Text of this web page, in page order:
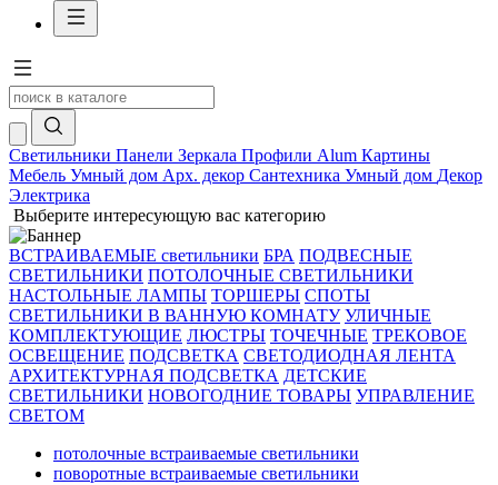
Светильники Панели Зеркала Профили Alum Картины
Мебель Умный дом Арх. декор Сантехника Умный дом Декор
Электрика
Выберите интересующую вас категорию
ВСТРАИВАЕМЫЕ светильники БРА ПОДВЕСНЫЕ
СВЕТИЛЬНИКИ ПОТОЛОЧНЫЕ СВЕТИЛЬНИКИ
НАСТОЛЬНЫЕ ЛАМПЫ ТОРШЕРЫ СПОТЫ
СВЕТИЛЬНИКИ В ВАННУЮ КОМНАТУ УЛИЧНЫЕ
КОМПЛЕКТУЮЩИЕ ЛЮСТРЫ ТОЧЕЧНЫЕ ТРЕКОВОЕ
ОСВЕЩЕНИЕ ПОДСВЕТКА СВЕТОДИОДНАЯ ЛЕНТА
АРХИТЕКТУРНАЯ ПОДСВЕТКА ДЕТСКИЕ
СВЕТИЛЬНИКИ НОВОГОДНИЕ ТОВАРЫ УПРАВЛЕНИЕ
СВЕТОМ
потолочные встраиваемые светильники
поворотные встраиваемые светильники